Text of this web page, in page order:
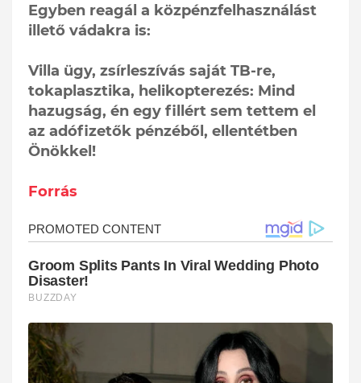
Egyben reagál a közpénzfelhasználást
illető vádakra is:
Villa ügy, zsírleszívás saját TB-re,
tokaplasztika, helikopterezés: Mind
hazugság, én egy fillért sem tettem el
az adófizetők pénzéből, ellentétben
Önökkel!
Forrás